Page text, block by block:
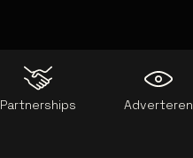
Partnerships Adverteren